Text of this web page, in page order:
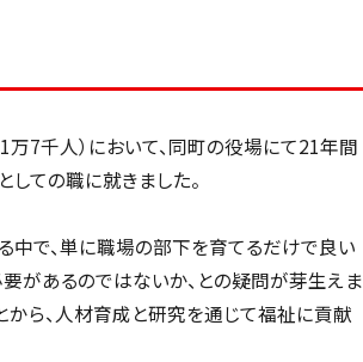
7千人）において、同町の役場にて21年間
ての職に就きました。
で、単に職場の部下を育てるだけで良い
があるのではないか、との疑問が芽生えま
から、人材育成と研究を通じて福祉に貢献